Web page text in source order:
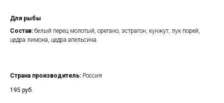
Для рыбы
Состав: белый перец молотый, орегано, эстрагон, кунжут, лук порей,
цедра лимона, цедра апельсина.
Страна производитель: Россия
195 руб.